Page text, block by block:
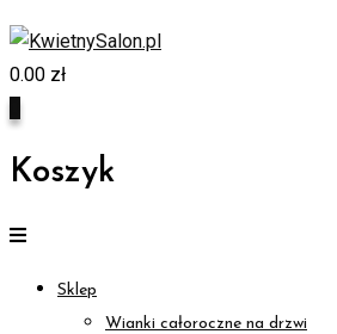
0.00 zł
Koszyk
Sklep
Wianki całoroczne na drzwi